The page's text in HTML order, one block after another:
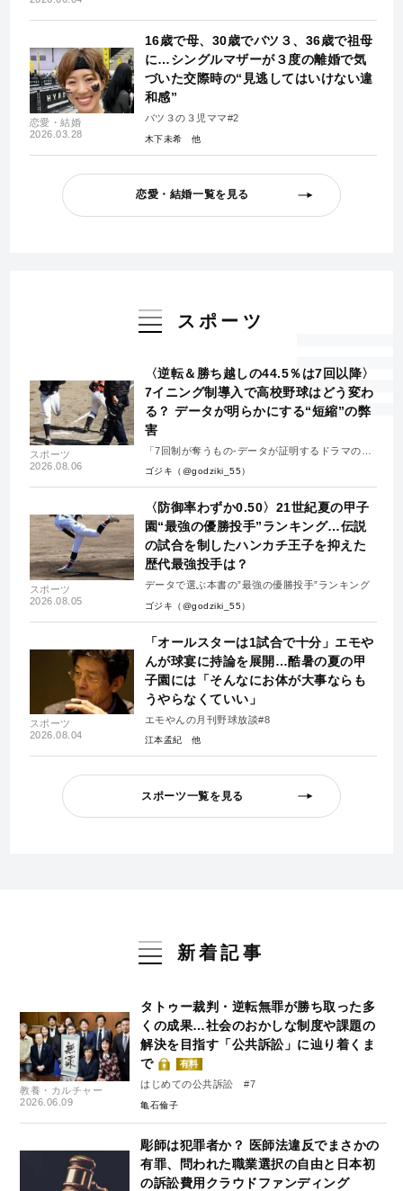
恋愛・結婚
2026.03.28
16歳で母、30歳でバツ３、36歳で祖母
に…シングルマザーが３度の離婚で気
づいた交際時の“見逃してはいけない違
和感”
バツ３の３児ママ#2
木下未希
恋愛・結婚一覧を見る
スポーツ
スポーツ
2026.08.06
〈逆転＆勝ち越しの44.5％は7回以降〉
7イニング制導入で高校野球はどう変わ
る？ データが明らかにする“短縮”の弊
害
「7回制が奪うもの-データが証明するドラマの消
失-」
ゴジキ（@godziki_55）
スポーツ
2026.08.05
〈防御率わずか0.50〉21世紀夏の甲子
園“最強の優勝投手”ランキング…伝説
の試合を制したハンカチ王子を抑えた
歴代最強投手は？
データで選ぶ本書の”最強の優勝投手”ランキング
ゴジキ（@godziki_55）
スポーツ
2026.08.04
「オールスターは1試合で十分」エモや
んが球宴に持論を展開…酷暑の夏の甲
子園には「そんなにお体が大事ならも
うやらなくていい」
エモやんの月刊野球放談#8
江本孟紀
スポーツ一覧を見る
新着記事
教養・カルチャー
2026.06.09
タトゥー裁判・逆転無罪が勝ち取った多
くの成果…社会のおかしな制度や課題の
解決を目指す「公共訴訟」に辿り着くま
で
有料
はじめての公共訴訟 #7
亀石倫子
彫師は犯罪者か？ 医師法違反でまさかの
有罪、問われた職業選択の自由と日本初
の訴訟費用クラウドファンディング